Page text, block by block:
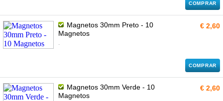
COMPRAR
Magnetos 30mm Preto - 10
Magnetos
.
€ 2,60
COMPRAR
Magnetos 30mm Verde - 10
Magnetos
€ 2,60